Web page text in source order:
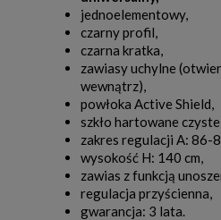
jednoelementowy,
czarny profil,
czarna kratka,
zawiasy uchylne
wewnątrz),
powłoka Active Shield,
szkło hartowane czyste
zakres regulacji A: 86-
wysokość H: 140 cm,
zawias z funkcją
regulacja przyścienna,
gwarancja: 3 lata.